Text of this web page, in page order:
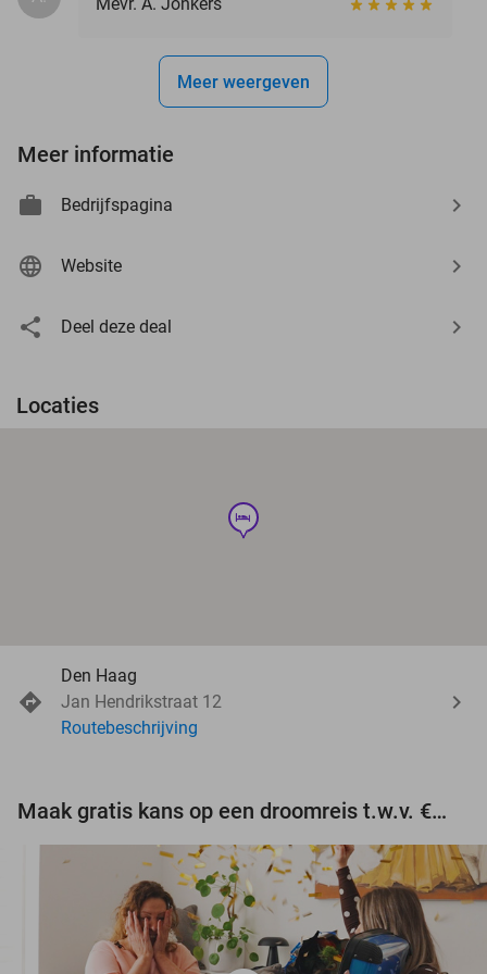
Meer weergeven
Meer informatie
Bedrijfspagina
Website
Deel deze deal
Locaties
hotel
Den Haag
Jan Hendrikstraat 12
Routebeschrijving
Maak gratis kans op een droomreis t.w.v. €3.000!